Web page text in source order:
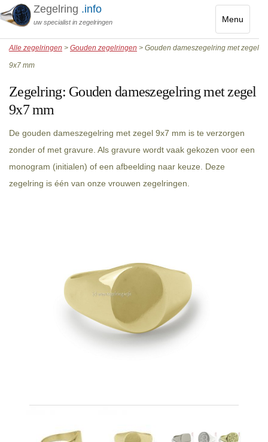
Menu
Toggle
Zegelring .info
uw specialist in zegelringen
Alle zegelringen > Gouden zegelringen > Gouden dameszegelring met zegel
9x7 mm
Zegelring: Gouden dameszegelring met zegel
9x7 mm
De gouden dameszegelring met zegel 9x7 mm is te verzorgen
zonder of met gravure. Als gravure wordt vaak gekozen voor een
monogram (initialen) of een afbeelding naar keuze. Deze
zegelring is één van onze vrouwen zegelringen.